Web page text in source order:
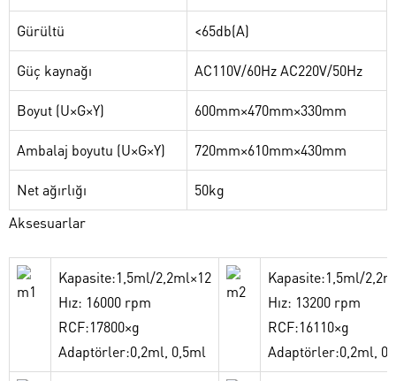
Gürültü <65db(A)
Güç kaynağı AC110V/60Hz AC220V/50Hz
Boyut (U×G×Y) 600mm×470mm×330mm
Ambalaj boyutu (U×G×Y) 720mm×610mm×430mm
Net ağırlığı
50kg
Aksesuarlar
Kapasite:1,5ml/2,2ml×12
Hız: 16000 rpm
RCF:17800×g
Adaptörler:0,2ml, 0,5ml
Kapasite:1,5ml/
Hız: 13200 rpm
RCF:16110×g
Adaptörler:0,2ml,